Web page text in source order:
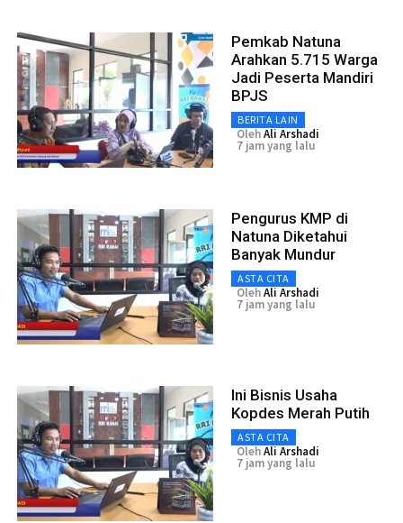
Pemkab Natuna
Arahkan 5.715 Warga
Jadi Peserta Mandiri
BPJS
BERITA LAIN
OlehAli Arshadi
7 jam yang lalu
Pengurus KMP di
Natuna Diketahui
Banyak Mundur
ASTA CITA
OlehAli Arshadi
7 jam yang lalu
Ini Bisnis Usaha
Kopdes Merah Putih
ASTA CITA
OlehAli Arshadi
7 jam yang lalu